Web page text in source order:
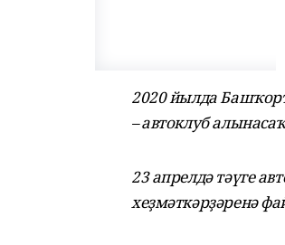
2020 йылда
– автоклуб
23 апрелдә тәүге
хеҙмәткәрҙәренә